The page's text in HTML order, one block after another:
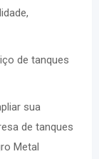
de tanques
sua
de tanques
Metal